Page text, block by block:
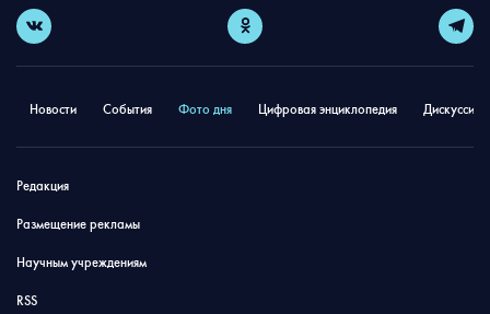
Новости События Фото дня Цифровая энциклопедия
Редакция
Размещение рекламы
Научным учреждениям
RSS